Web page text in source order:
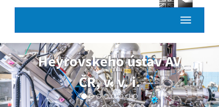
Toggle
Heyrovského ústav AV
ČR, v. v. i.